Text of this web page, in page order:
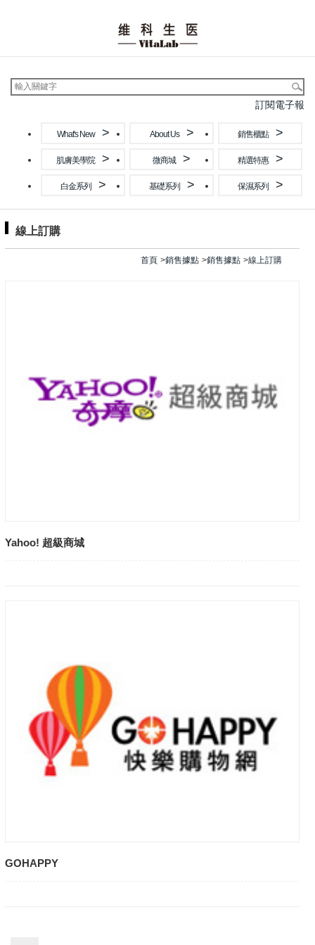
訂閱電子報
What's New About Us 銷售櫃點
肌膚美學院 微商城 精選特惠
白金系列 基礎系列 保濕系列
線上訂購
首頁 銷售據點 銷售據點 線上訂購
Yahoo! 超級商城
GOHAPPY